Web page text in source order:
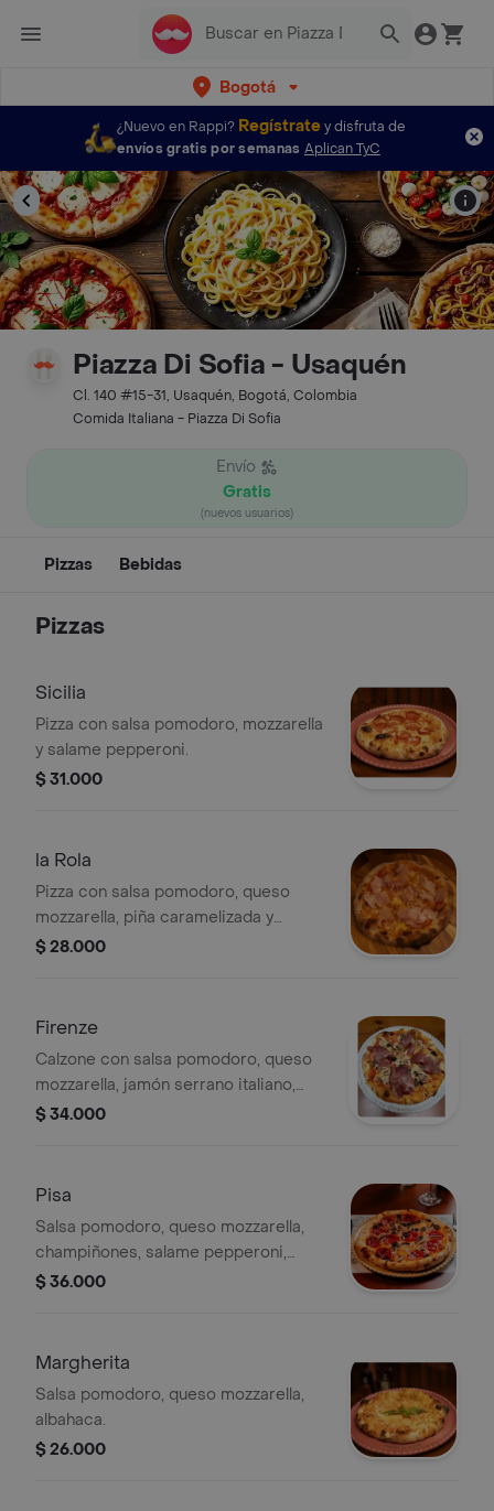
Bogotá
¿Nuevo en Rappi? Regístratey disfruta de
envíos gratis por semanas Aplican TyC
Piazza Di Sofia - Usaquén
Cl. 140 #15-31, Usaquén, Bogotá, Colombia
Comida Italiana - Piazza Di Sofia
Envío
Gratis
(nuevos usuarios)
Pizzas Bebidas
Pizzas
Sicilia
Pizza con salsa pomodoro, mozzarella
y salame pepperoni.
$ 31.000
la Rola
Pizza con salsa pomodoro, queso
mozzarella, piña caramelizada y
prosciutto cotto.
$ 28.000
Firenze
Calzone con salsa pomodoro, queso
mozzarella, jamón serrano italiano,
champiñones, alcachofas y aceitunas.
$ 34.000
Pisa
Salsa pomodoro, queso mozzarella,
champiñones, salame pepperoni,
aceitunas negras y oregano.
$ 36.000
Margherita
Salsa pomodoro, queso mozzarella,
albahaca.
$ 26.000